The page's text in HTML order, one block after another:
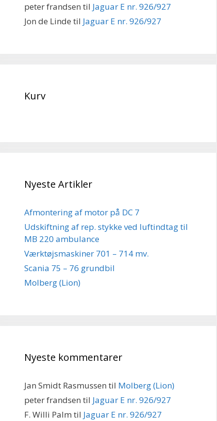
peter frandsen til Jaguar E nr. 926/927
Jon de Linde til Jaguar E nr. 926/927
Kurv
Nyeste Artikler
Afmontering af motor på DC 7
Udskiftning af rep. stykke ved luftindtag til
MB 220 ambulance
Værktøjsmaskiner 701 – 714 mv.
Scania 75 – 76 grundbil
Molberg (Lion)
Nyeste kommentarer
Jan Smidt Rasmussen til Molberg (Lion)
peter frandsen til Jaguar E nr. 926/927
F. Willi Palm til Jaguar E nr. 926/927